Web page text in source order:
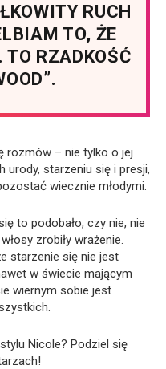
RUCH
TO, ŻE
TO RZADKOŚĆ
rozmów – nie tylko o jej
urody, starzeniu się i presji,
wiecznie młodymi.
to podobało, czy nie, nie
zrobiły wrażenie.
starzenie się nie jest
w świecie mającym
wiernym sobie jest
Nicole? Podziel się